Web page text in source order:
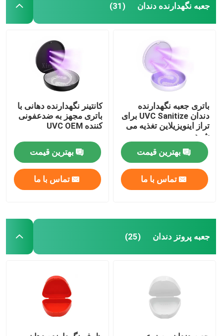
صفحه اصلی
محصولات
درباره ما
تور کارخانه
کنترل کیفیت
جعبه نگهدارنده دندان (31)
باتری جعبه نگهدارنده
دندان UVC Sanitize برای
تراز اینویزیلاین تغذیه می
شود
بهترین قیمت
تماس با ما
کانتینر نگهدارنده دهانی با
باتری مجهز به ضدعفونی
کننده UVC OEM
بهترین قیمت
تماس با ما
جعبه پروتز دندان (25)